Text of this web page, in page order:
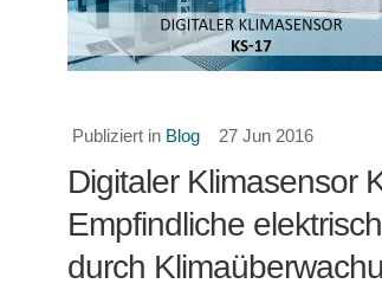
Publiziert in Blog 27 Jun 2016
Digitaler Klimasensor
Empfindliche
durch